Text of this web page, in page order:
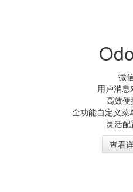
微
用户消
高效便
全功能自定义菜
灵活
查看